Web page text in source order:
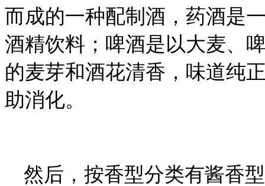
而成的一种配制酒，药酒是
酒精饮料；啤酒是以大麦、
的麦芽和酒花清香，味道纯
助消化。
然后，按香型分类有酱香